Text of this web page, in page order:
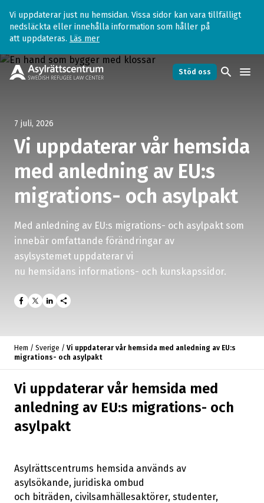
Vi uppdaterar just nu hemsidan. Vissa sidor kan vara tillfälligt
nedsläckta eller innehålla information som håller på
att uppdateras. Läs mer
Stöd oss search menu
7 juli, 2026
Vi uppdaterar vår hemsida
med anledning av EU:s
migrations- och asylpakt
Med anledning av EU:s migrations- och asylpakt som
innebär omfattande förändringar av
asylsystemet uppdaterar vi
nu hemsidans informations- och kunskapssidor.
share
Hem / Sverige / Vi uppdaterar vår hemsida med anledning av EU:s
migrations- och asylpakt
Vi uppdaterar vår hemsida med
anledning av EU:s migrations- och
asylpakt
Asylrättscentrums hemsida används av
asylsökande, juridiska ombud
och biträden, civilsamhällesaktörer, studenter,